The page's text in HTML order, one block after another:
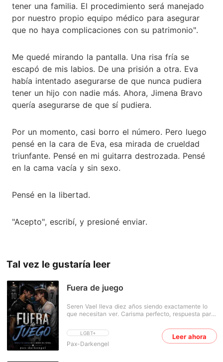
tener una familia. El procedimiento será manejado
por nuestro propio equipo médico para asegurar
que no haya complicaciones con su patrimonio".
Me quedé mirando la pantalla. Una risa fría se
escapó de mis labios. De una prisión a otra. Eva
había intentado asegurarse de que nunca pudiera
tener un hijo con nadie más. Ahora, Jimena Bravo
quería asegurarse de que sí pudiera.
Por un momento, casi borro el número. Pero luego
pensé en la cara de Eva, esa mirada de crueldad
triunfante. Pensé en mi guitarra destrozada. Pensé
en la cama vacía y sin sexo.
Pensé en la libertad.
"Acepto", escribí, y presioné enviar.
Tal vez le gustaría leer
Fuera de juego
LGBT+
Pax-Darkengel
Seren Vael lleva diez años siendo exactamente lo
que necesitan ver. Carisma perfecto, respuesta para
eso hay un secreto que no puede permitirse que
nadie descubra. Lo que no había calculado es
Matteo Vrel. Capitán del equipo rival. Serio,
Leer ahora